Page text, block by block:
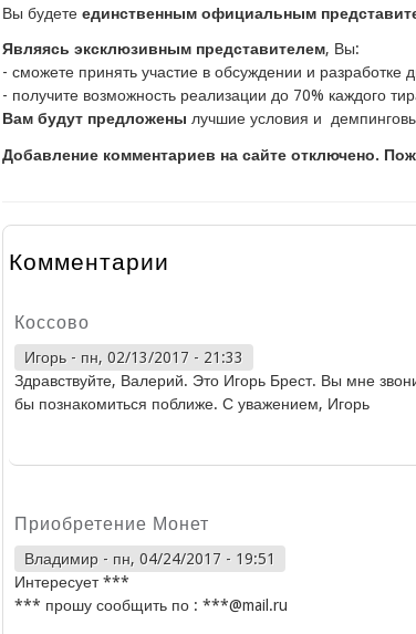
Вы будете единственным официальным
Являясь эксклюзивным представителем, Вы:
- сможете принять участие в обсуждении и
- получите возможность реализации до 70% каждого
Вам будут предложены лучшие условия и
Добавление комментариев на сайте отключено.
Комментарии
Коссово
Игорь - пн, 02/13/2017 - 21:33
Здравствуйте, Валерий. Это Игорь Брест. Вы мне
бы познакомиться поближе. С уважением, Игорь
Приобретение Монет
Владимир - пн, 04/24/2017 - 19:51
Интересует ***
*** прошу сообщить по : ***@mail.ru